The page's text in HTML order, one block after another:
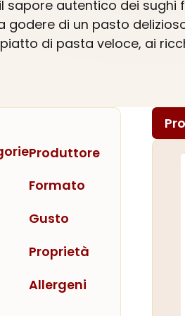
sapore autentico dei
godere di un pasto
di pasta veloce, ai
prova anche i nostri
per
artigianali:
Produttore
Formato
Gusto
Proprietà
Allergeni